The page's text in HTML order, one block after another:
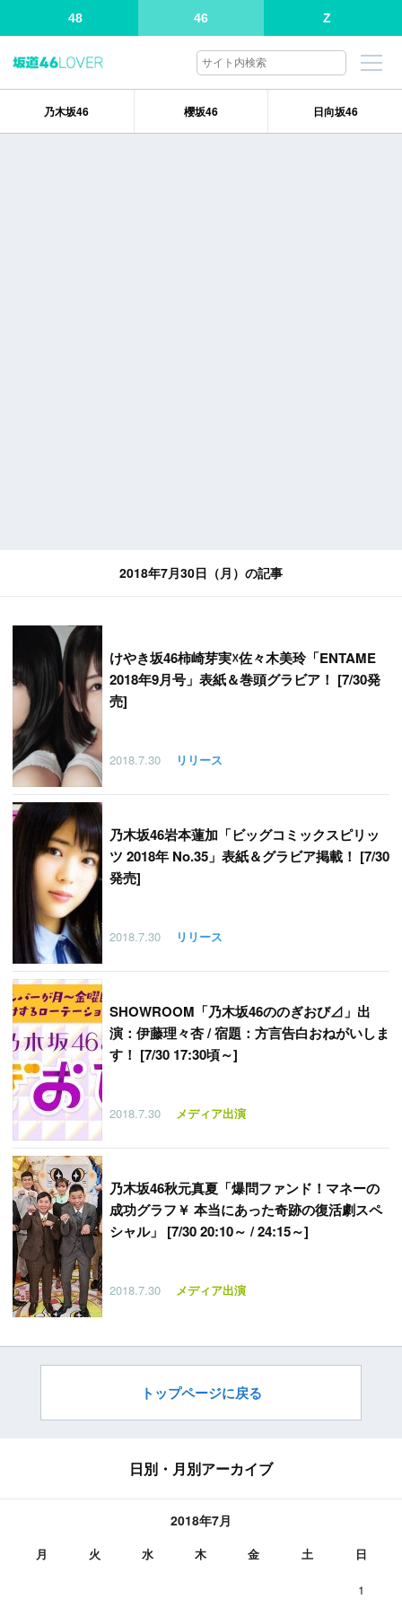
48 46 Z
乃木坂46 櫻坂46 日向坂46
2018年7月30日（月）の記事
けやき坂46柿崎芽実☓佐々木美玲「ENTAME
2018年9月号」表紙＆巻頭グラビア！ [7/30発
売]
2018.7.30 リリース
乃木坂46岩本蓮加「ビッグコミックスピリッ
ツ 2018年 No.35」表紙＆グラビア掲載！ [7/30
発売]
2018.7.30 リリース
SHOWROOM「乃木坂46ののぎおび⊿」出
演：伊藤理々杏 / 宿題：方言告白おねがいしま
す！ [7/30 17:30頃～]
2018.7.30 メディア出演
乃木坂46秋元真夏「爆問ファンド！マネーの
成功グラフ￥ 本当にあった奇跡の復活劇スペ
シャル」 [7/30 20:10～ / 24:15～]
2018.7.30 メディア出演
トップページに戻る
日別・月別アーカイブ
2018年7月
月 火 水 木 金 土 日
1